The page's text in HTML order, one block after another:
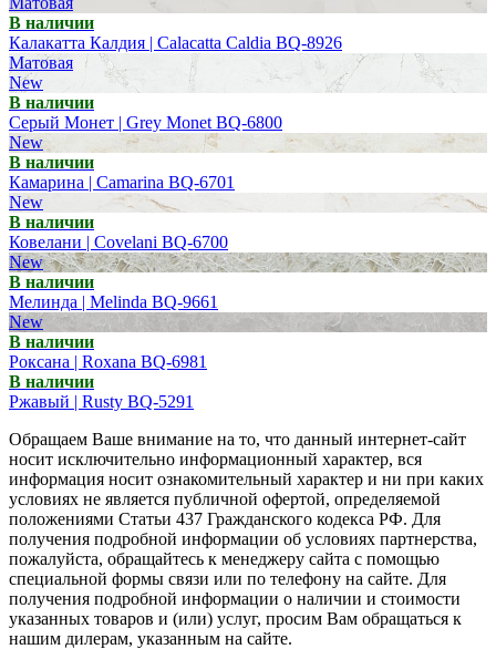
В наличии
Калакатта Калдия | Calacatta Caldia BQ-8926
Матовая
New
В наличии
Серый Монет | Grey Monet BQ-6800
New
В наличии
Камарина | Camarina BQ-6701
New
В наличии
Ковелани | Covelani BQ-6700
New
В наличии
Мелинда | Melinda BQ-9661
New
В наличии
Роксана | Roxana BQ-6981
В наличии
Ржавый | Rusty BQ-5291
Обращаем Ваше внимание на то, что данный интернет-сайт
носит исключительно информационный характер, вся
информация носит ознакомительный характер и ни при каких
условиях не является публичной офертой, определяемой
положениями Статьи 437 Гражданского кодекса РФ. Для
получения подробной информации об условиях партнерства,
пожалуйста, обращайтесь к менеджеру сайта с помощью
специальной формы связи или по телефону на сайте. Для
получения подробной информации о наличии и стоимости
указанных товаров и (или) услуг, просим Вам обращаться к
нашим дилерам, указанным на сайте.